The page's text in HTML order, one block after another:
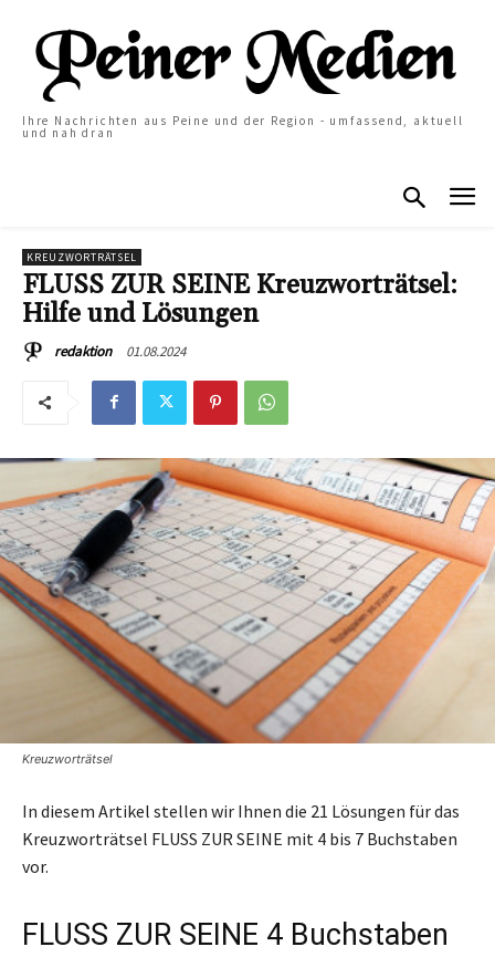
Ihre Nachrichten aus Peine und der Region - umfassend, aktuell
und nah dran
KREUZWORTRÄTSEL
FLUSS ZUR SEINE Kreuzworträtsel:
Hilfe und Lösungen
redaktion 01.08.2024
Kreuzworträtsel
In diesem Artikel stellen wir Ihnen die 21 Lösungen für das
Kreuzworträtsel FLUSS ZUR SEINE mit 4 bis 7 Buchstaben
vor.
FLUSS ZUR SEINE 4 Buchstaben